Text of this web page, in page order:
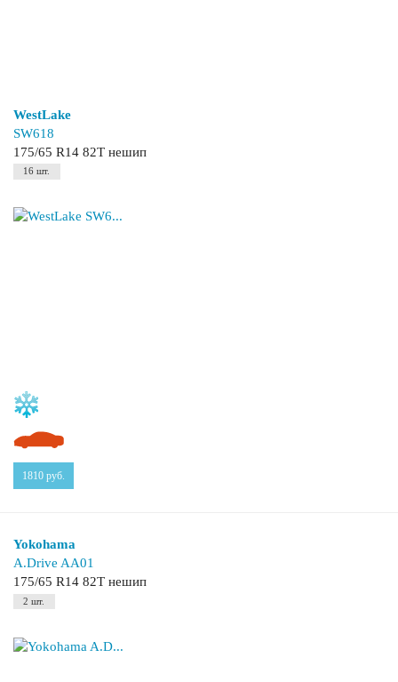
WestLake
SW618
175/65 R14 82T нешип
16 шт.
1810 руб.
Yokohama
A.Drive AA01
175/65 R14 82T нешип
2 шт.